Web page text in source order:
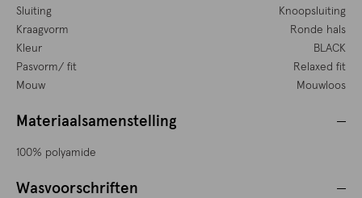
Sluiting
Knoopsluiting
Kraagvorm
Ronde hals
Kleur
BLACK
Pasvorm/ fit
Relaxed fit
Mouw
Mouwloos
Materiaalsamenstelling
100% polyamide
Wasvoorschriften